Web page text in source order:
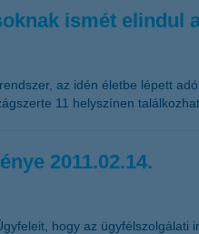
ismét elindul
az idén életbe lépett
11 helyszínen
2011.02.14.
hogy az ügyfélszolgálati